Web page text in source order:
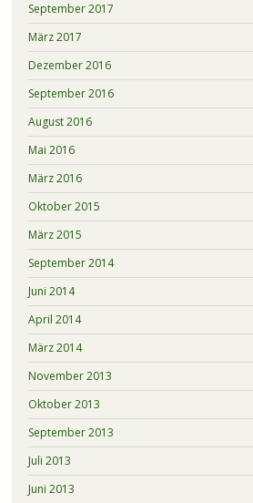
September 2017
März 2017
Dezember 2016
September 2016
August 2016
Mai 2016
März 2016
Oktober 2015
März 2015
September 2014
Juni 2014
April 2014
März 2014
November 2013
Oktober 2013
September 2013
Juli 2013
Juni 2013